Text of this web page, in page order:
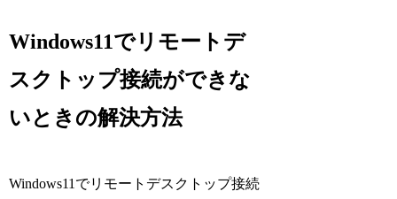
Windows11でリモートデ
スクトップ接続ができな
いときの解決方法
Windows11でリモートデスクトップ接続